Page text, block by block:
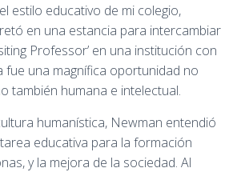
estilo educativo de mi colegio,
en una estancia para intercambiar
Professor’ en una institución con
fue una magnífica oportunidad no
también humana e intelectual.
humanística, Newman entendió
educativa para la formación
y la mejora de la sociedad. Al